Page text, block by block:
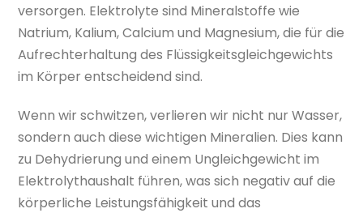
versorgen. Elektrolyte sind Mineralstoffe wie
Natrium, Kalium, Calcium und Magnesium, die für die
Aufrechterhaltung des Flüssigkeitsgleichgewichts
im Körper entscheidend sind.
Wenn wir schwitzen, verlieren wir nicht nur Wasser,
sondern auch diese wichtigen Mineralien. Dies kann
zu Dehydrierung und einem Ungleichgewicht im
Elektrolythaushalt führen, was sich negativ auf die
körperliche Leistungsfähigkeit und das